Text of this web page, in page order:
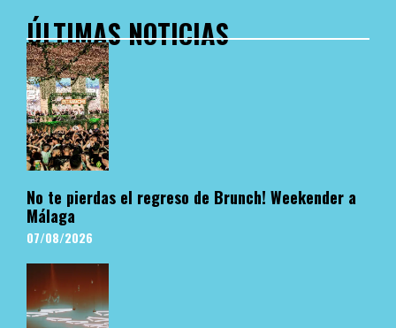
ÚLTIMAS NOTICIAS
No te pierdas el regreso de Brunch! Weekender a
Málaga
07/08/2026